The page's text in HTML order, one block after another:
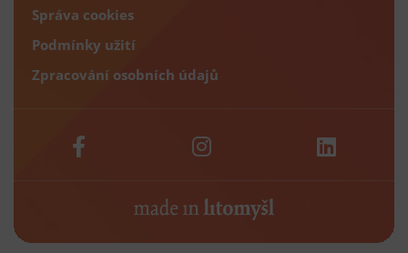
Správa cookies
Podmínky užití
Zpracování osobních údajů